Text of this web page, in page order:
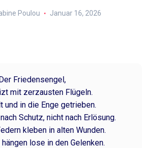
Poulou Januar 16, 2026
Friedensengel,
mit zerzausten Flügeln.
und in die Enge getrieben.
Schutz, nicht nach Erlösung.
kleben in alten Wunden.
lose in den Gelenken.